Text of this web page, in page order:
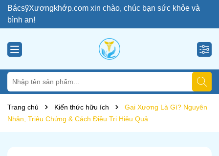
BácsỹXươngkhớp.com xin chào, chúc bạn sức khỏe và
bình an!
Trang chủ Kiến thức hữu ích
Gai Xương Là Gì? Nguyên
Nhân, Triệu Chứng & Cách Điều Trị Hiệu Quả